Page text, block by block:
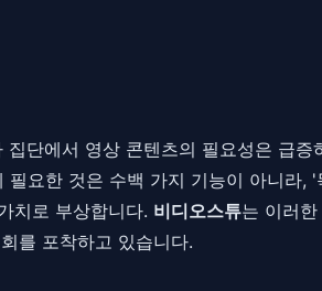
단에서 영상 콘텐츠의 필요성은 급
요한 것은 수백 가지 기능이 아니라
치로 부상합니다. 비디오스튜는 이러
를 포착하고 있습니다.